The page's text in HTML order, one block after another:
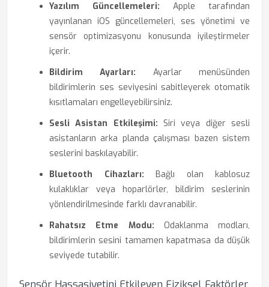
Yazılım Güncellemeleri: Apple tarafından
yayınlanan iOS güncellemeleri, ses yönetimi ve
sensör optimizasyonu konusunda iyileştirmeler
içerir.
Bildirim Ayarları: Ayarlar menüsünden
bildirimlerin ses seviyesini sabitleyerek otomatik
kısıtlamaları engelleyebilirsiniz.
Sesli Asistan Etkileşimi: Siri veya diğer sesli
asistanların arka planda çalışması bazen sistem
seslerini baskılayabilir.
Bluetooth Cihazları: Bağlı olan kablosuz
kulaklıklar veya hoparlörler, bildirim seslerinin
yönlendirilmesinde farklı davranabilir.
Rahatsız Etme Modu: Odaklanma modları,
bildirimlerin sesini tamamen kapatmasa da düşük
seviyede tutabilir.